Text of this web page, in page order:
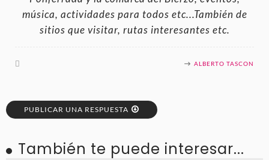
música, actividades para todos etc...También de
sitios que visitar, rutas interesantes etc.
ALBERTO TASCON
PUBLICAR UNA RESPUESTA
También te puede interesar...